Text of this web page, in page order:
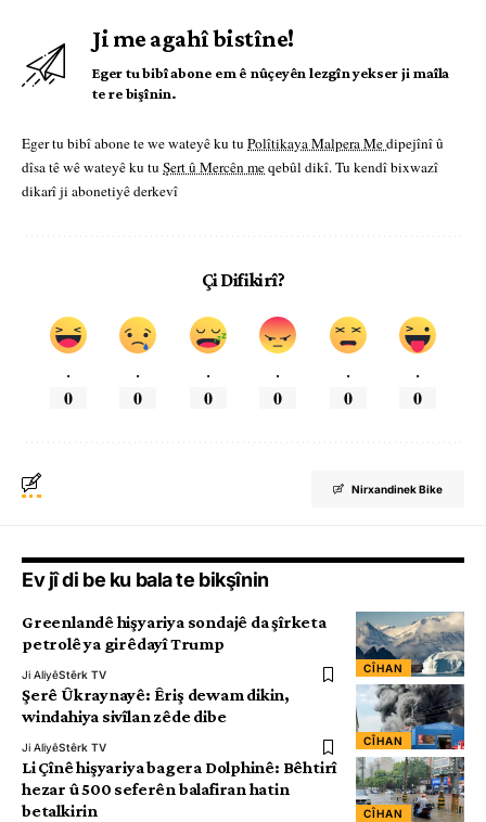
Ji me agahî bistîne!
Eger tu bibî abone em ê nûçeyên lezgîn yekser ji maîla
te re bişînin.
Eger tu bibî abone te we wateyê ku tu Polîtikaya Malpera Medipejînî û
dîsa tê wê wateyê ku tu Şert û Mercên meqebûl dikî. Tu kendî bixwazî
dikarî ji abonetiyê derkevî
Çi Difikirî?
.
0
.
0
.
0
.
0
.
0
.
0
Nirxandinek Bike
Ev jî di be ku bala te bikşînin
CÎHAN
Greenlandê hişyariya sondajê da şîrketa
petrolê ya girêdayî Trump
Ji AliyêStêrk TV
CÎHAN
Şerê Ûkraynayê: Êriş dewam dikin,
windahiya sivîlan zêde dibe
Ji AliyêStêrk TV
CÎHAN
Li Çînê hişyariya bagera Dolphinê: Bêhtirî
hezar û 500 seferên balafiran hatin
betalkirin